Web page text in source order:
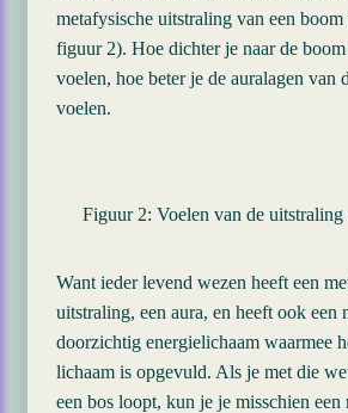
metafysische uitstraling van een
figuur 2). Hoe dichter je naar de boom
voelen, hoe beter je de auralagen van
voelen.
Figuur 2: Voelen van de uitstraling
Want ieder levend wezen heeft een
uitstraling, een aura, en heeft ook een
doorzichtig energielichaam waarmee
lichaam is opgevuld. Als je met die
een bos loopt, kun je je misschien een